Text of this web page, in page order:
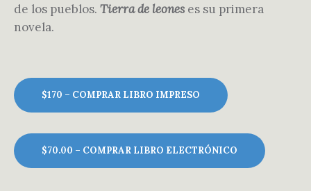
de los pueblos. Tierra de leones es su primera
novela.
$170 – COMPRAR LIBRO IMPRESO
$70.00 – COMPRAR LIBRO ELECTRÓNICO